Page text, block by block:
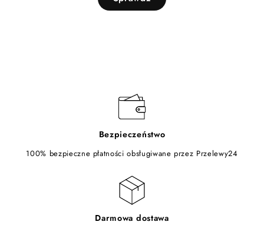
Bezpieczeństwo
100% bezpieczne płatności obsługiwane przez Przelewy24
Darmowa dostawa